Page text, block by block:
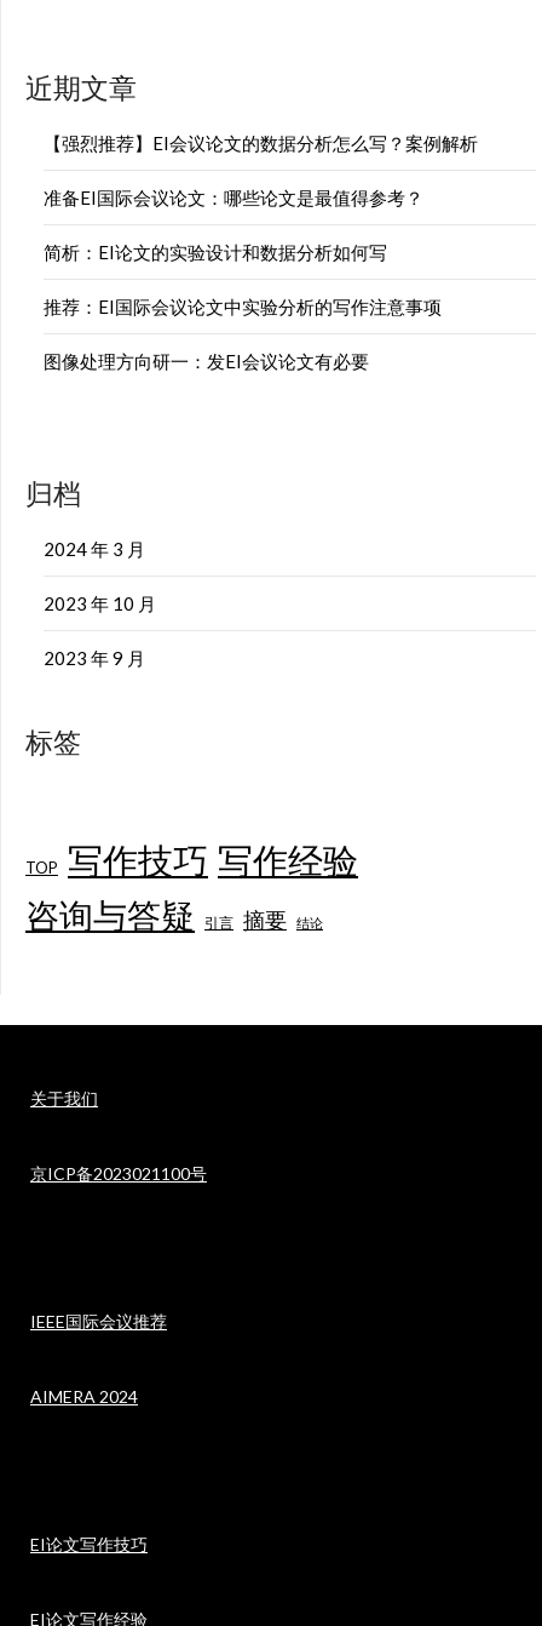
近期文章
【强烈推荐】EI会议论文的数据分析怎么写？案例解析
准备EI国际会议论文：哪些论文是最值得参考？
简析：EI论文的实验设计和数据分析如何写
推荐：EI国际会议论文中实验分析的写作注意事项
图像处理方向研一：发EI会议论文有必要
归档
2024 年 3 月
2023 年 10 月
2023 年 9 月
标签
TOP 写作技巧 写作经验
咨询与答疑 引言 摘要 结论
关于我们
京ICP备2023021100号
IEEE国际会议推荐
AIMERA 2024
EI论文写作技巧
EI论文写作经验